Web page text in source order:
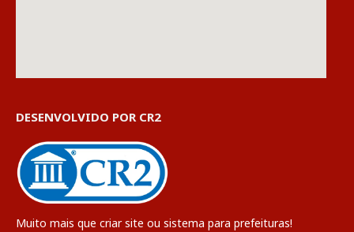
DESENVOLVIDO POR CR2
Muito mais que criar site ou sistema para prefeituras!